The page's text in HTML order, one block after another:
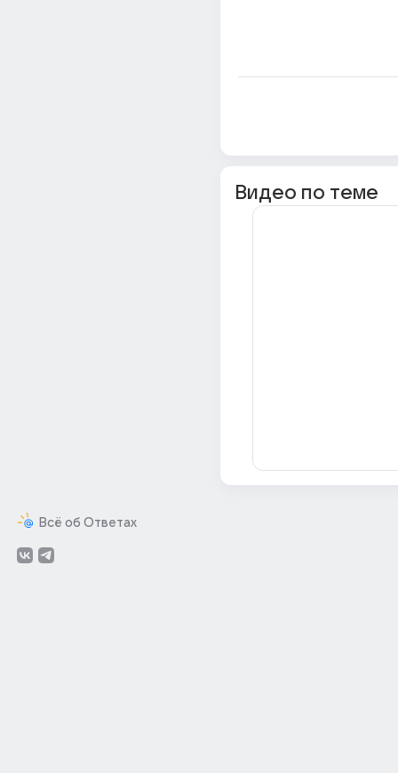
Всё об Ответах
Видео по теме